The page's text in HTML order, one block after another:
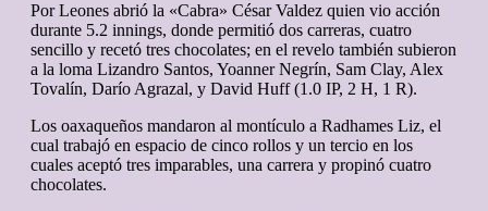
Por Leones abrió la «Cabra» César Valdez quien vio acción
durante 5.2 innings, donde permitió dos carreras, cuatro
sencillo y recetó tres chocolates; en el revelo también subieron
a la loma Lizandro Santos, Yoanner Negrín, Sam Clay, Alex
Tovalín, Darío Agrazal, y David Huff (1.0 IP, 2 H, 1 R).
Los oaxaqueños mandaron al montículo a Radhames Liz, el
cual trabajó en espacio de cinco rollos y un tercio en los
cuales aceptó tres imparables, una carrera y propinó cuatro
chocolates.